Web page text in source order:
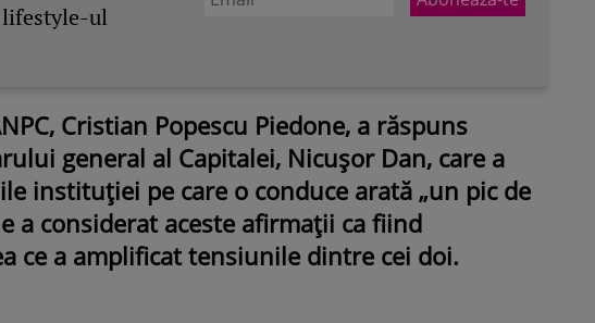
ul
Cristian Popescu Piedone, a răspuns
general al Capitalei, Nicușor Dan, care a
instituției pe care o conduce arată „un pic de
a considerat aceste afirmații ca fiind
ce a amplificat tensiunile dintre cei doi.
ROMÂNEŞTI VEDETE